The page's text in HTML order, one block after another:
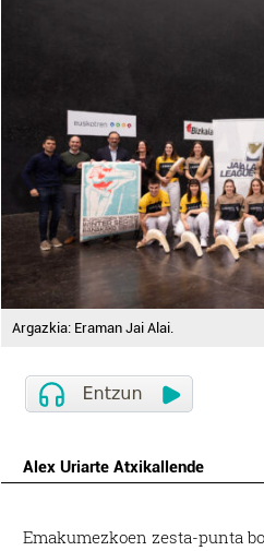
Argazkia: Eraman Jai Alai.
Alex Uriarte Atxikallende
Emakumezkoen zesta-punta